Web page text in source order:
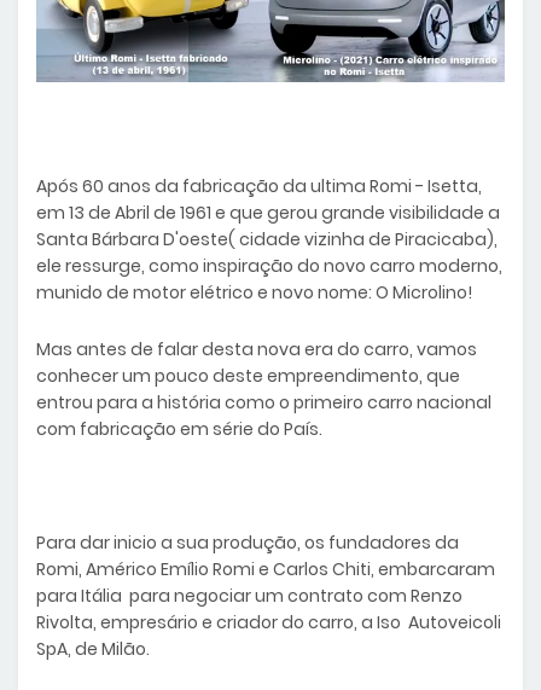
Após 60 anos da fabricação da ultima Romi - Isetta,
em 13 de Abril de 1961 e que gerou grande visibilidade a
Santa Bárbara D'oeste( cidade vizinha de Piracicaba),
ele ressurge, como inspiração do novo carro moderno,
munido de motor elétrico e novo nome: O Microlino!
Mas antes de falar desta nova era do carro, vamos
conhecer um pouco deste empreendimento, que
entrou para a história como o primeiro carro nacional
com fabricação em série do País.
Para dar inicio a sua produção, os fundadores da
Romi, Américo Emílio Romi e Carlos Chiti, embarcaram
para Itália para negociar um contrato com Renzo
Rivolta, empresário e criador do carro, a Iso Autoveicoli
SpA, de Milão.